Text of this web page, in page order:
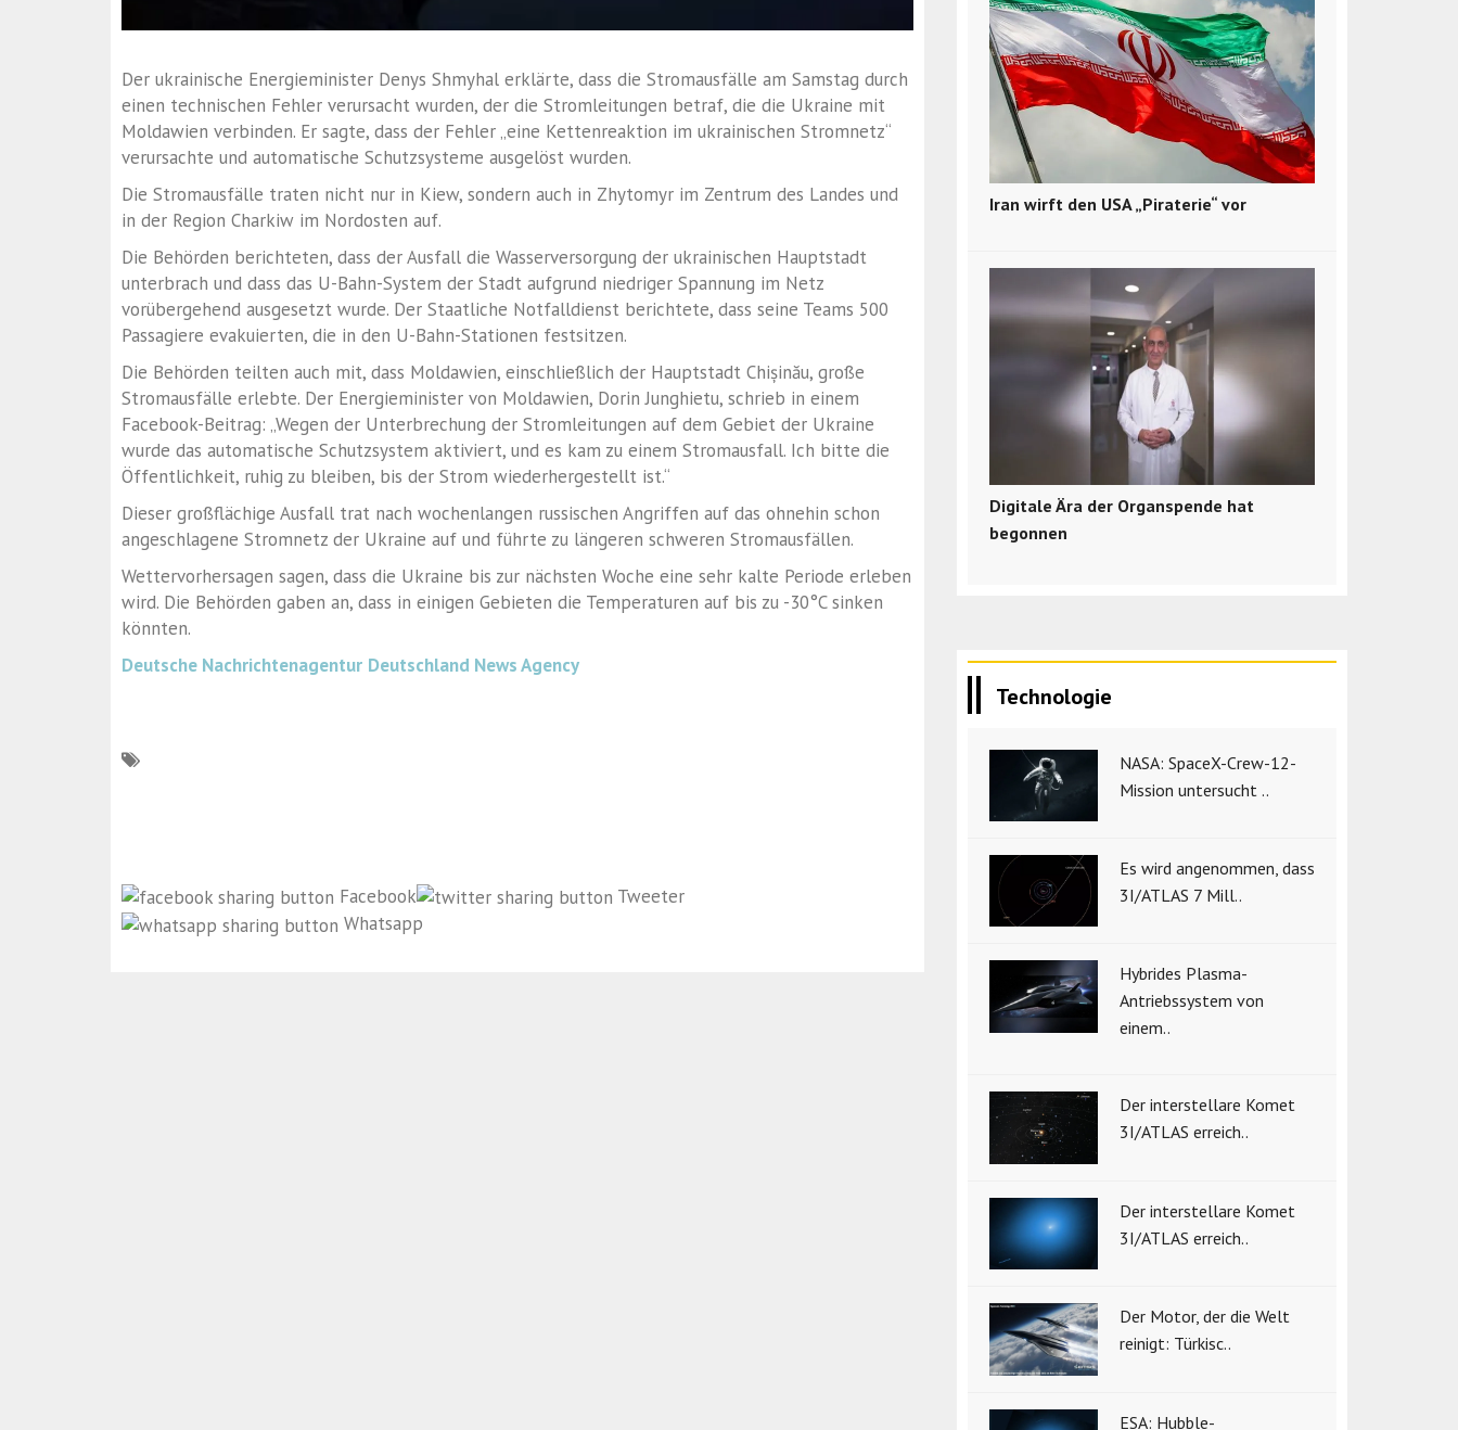
Der ukrainische Energieminister Denys Shmyhal erklärte, dass die Stromausfälle am Samstag durch
einen technischen Fehler verursacht wurden, der die Stromleitungen betraf, die die Ukraine mit
Moldawien verbinden. Er sagte, dass der Fehler „eine Kettenreaktion im ukrainischen Stromnetz“
verursachte und automatische Schutzsysteme ausgelöst wurden.
Die Stromausfälle traten nicht nur in Kiew, sondern auch in Zhytomyr im Zentrum des Landes und
in der Region Charkiw im Nordosten auf.
Die Behörden berichteten, dass der Ausfall die Wasserversorgung der ukrainischen Hauptstadt
unterbrach und dass das U-Bahn-System der Stadt aufgrund niedriger Spannung im Netz
vorübergehend ausgesetzt wurde. Der Staatliche Notfalldienst berichtete, dass seine Teams 500
Passagiere evakuierten, die in den U-Bahn-Stationen festsitzen.
Die Behörden teilten auch mit, dass Moldawien, einschließlich der Hauptstadt Chișinău, große
Stromausfälle erlebte. Der Energieminister von Moldawien, Dorin Junghietu, schrieb in einem
Facebook-Beitrag: „Wegen der Unterbrechung der Stromleitungen auf dem Gebiet der Ukraine
wurde das automatische Schutzsystem aktiviert, und es kam zu einem Stromausfall. Ich bitte die
Öffentlichkeit, ruhig zu bleiben, bis der Strom wiederhergestellt ist.“
Dieser großflächige Ausfall trat nach wochenlangen russischen Angriffen auf das ohnehin schon
angeschlagene Stromnetz der Ukraine auf und führte zu längeren schweren Stromausfällen.
Wettervorhersagen sagen, dass die Ukraine bis zur nächsten Woche eine sehr kalte Periode erleben
wird. Die Behörden gaben an, dass in einigen Gebieten die Temperaturen auf bis zu -30°C sinken
könnten.
Deutsche Nachrichtenagentur Deutschland News Agency
Facebook
Tweeter
Whatsapp
Iran wirft den USA „Piraterie“ vor
Digitale Ära der Organspende hat
begonnen
Technologie
NASA: SpaceX-Crew-12-
Mission untersucht ..
Es wird angenommen, dass
3I/ATLAS 7 Mill..
Hybrides Plasma-
Antriebssystem von
einem..
Der interstellare Komet
3I/ATLAS erreich..
Der interstellare Komet
3I/ATLAS erreich..
Der Motor, der die Welt
reinigt: Türkisc..
ESA: Hubble-